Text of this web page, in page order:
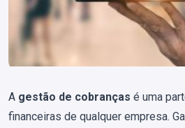
A gestão de cobranças é uma
financeiras de qualquer empresa.